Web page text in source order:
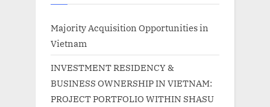
Majority Acquisition Opportunities in
Vietnam
INVESTMENT RESIDENCY &
BUSINESS OWNERSHIP IN VIETNAM:
PROJECT PORTFOLIO WITHIN SHASU